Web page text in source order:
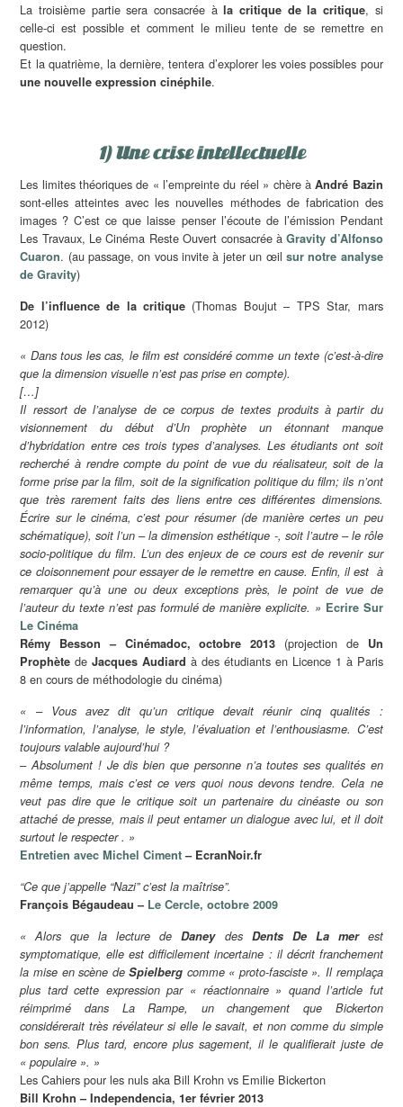
La troisième partie sera consacrée àla critique de la critique, si
celle-ci est possible et comment le milieu tente de se remettre en
question.
Et la quatrième, la dernière, tentera d’explorer les voies possibles pour
une nouvelle expression cinéphile.
1) Une crise intellectuelle
Les limites théoriques de « l’empreinte du réel » chère àAndré Bazin
sont-elles atteintes avec les nouvelles méthodes de fabrication des
images ? C’est ce que laisse penser l’écoute de l’émission Pendant
Les Travaux, Le Cinéma Reste Ouvert consacrée àGravity d’Alfonso
Cuaron. (au passage, on vous invite à jeter un œil sur notre analyse
de Gravity)
De l’influence de la critique (Thomas Boujut – TPS Star, mars
2012)
« Dans tous les cas, le film est considéré comme un texte (c’est-à-dire
que la dimension visuelle n’est pas prise en compte).
[…]
Il ressort de l’analyse de ce corpus de textes produits à partir du
visionnement du début d’Un prophète un étonnant manque
d’hybridation entre ces trois types d’analyses. Les étudiants ont soit
recherché à rendre compte du point de vue du réalisateur, soit de la
forme prise par la film, soit de la signification politique du film; ils n’ont
que très rarement faits des liens entre ces différentes dimensions.
Écrire sur le cinéma, c’est pour résumer (de manière certes un peu
schématique), soit l’un – la dimension esthétique -, soit l’autre – le rôle
socio-politique du film. L’un des enjeux de ce cours est de revenir sur
ce cloisonnement pour essayer de le remettre en cause. Enfin, il est à
remarquer qu’à une ou deux exceptions près, le point de vue de
l’auteur du texte n’est pas formulé de manière explicite. » Ecrire Sur
Le Cinéma
Rémy Besson – Cinémadoc, octobre 2013 (projection de
Un
Prophète deJacques Audiard à des étudiants en Licence 1 à Paris
8 en cours de méthodologie du cinéma)
« – Vous avez dit qu’un critique devait réunir cinq qualités :
l’information, l’analyse, le style, l’évaluation et l’enthousiasme. C’est
toujours valable aujourd’hui ?
– Absolument ! Je dis bien que personne n’a toutes ses qualités en
même temps, mais c’est ce vers quoi nous devons tendre. Cela ne
veut pas dire que le critique soit un partenaire du cinéaste ou son
attaché de presse, mais il peut entamer un dialogue avec lui, et il doit
surtout le respecter . »
Entretien avec Michel Ciment– EcranNoir.fr
“Ce que j’appelle “Nazi” c’est la maîtrise”.
François Bégaudeau – Le Cercle, octobre 2009
« Alors que la lecture deDaneydes Dents De La merest
symptomatique, elle est difficilement incertaine : il décrit franchement
la mise en scène deSpielberg comme « proto-fasciste ». Il remplaça
plus tard cette expression par « réactionnaire » quand l’article fut
réimprimé dans La Rampe, un changement que Bickerton
considérerait très révélateur si elle le savait, et non comme du simple
bon sens. Plus tard, encore plus sagement, il le qualifierait juste de
« populaire ». »
Les Cahiers pour les nuls aka Bill Krohn vs Emilie Bickerton
Bill Krohn – Independencia, 1er février 2013